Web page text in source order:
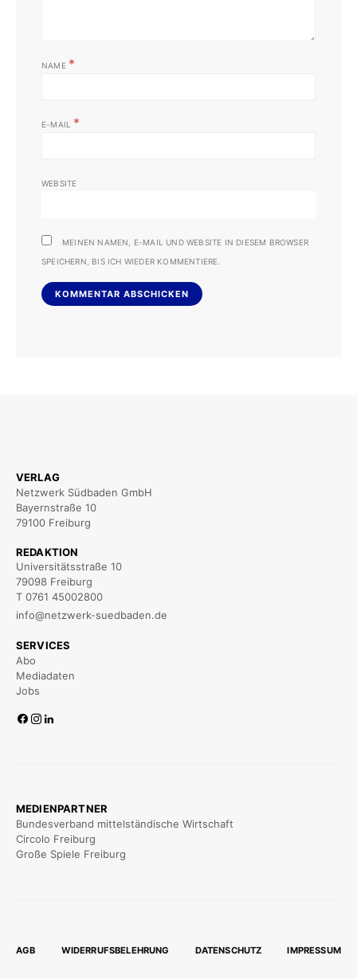
NAME *
E-MAIL *
WEBSITE
MEINEN NAMEN, E-MAIL UND WEBSITE IN DIESEM BROWSER
SPEICHERN, BIS ICH WIEDER KOMMENTIERE.
VERLAG
Netzwerk Südbaden GmbH
Bayernstraße 10
79100 Freiburg
REDAKTION
Universitätsstraße 10
79098 Freiburg
T 0761 45002800
info@netzwerk-suedbaden.de
SERVICES
Abo
Mediadaten
Jobs
MEDIENPARTNER
Bundesverband mittelständische Wirtschaft
Circolo Freiburg
Große Spiele Freiburg
AGB WIDERRUFSBELEHRUNG DATENSCHUTZ IMPRESSUM